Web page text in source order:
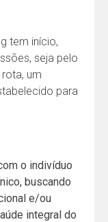
tem início,
seja pelo
um
para
o indivíduo
buscando
e/ou
integral do